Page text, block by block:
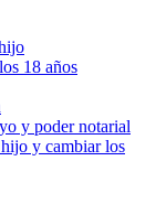
18 años
y poder notarial
y cambiar los